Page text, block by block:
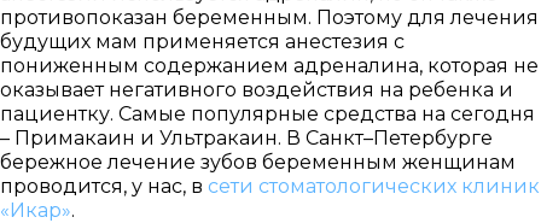
противопоказан беременным. Поэтому для лечения
будущих мам применяется анестезия с
пониженным содержанием адреналина, которая не
оказывает негативного воздействия на ребенка и
пациентку. Самые популярные средства на сегодня
– Примакаин и Ультракаин. В Санкт–Петербурге
бережное лечение зубов беременным женщинам
проводится, у нас, в сети стоматологических клиник
«Икар».